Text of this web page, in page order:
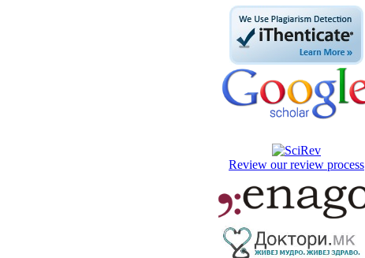
Review our review process